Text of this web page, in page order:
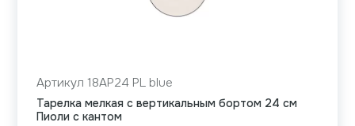
Артикул 18AP24 PL blue
Тарелка мелкая с вертикальным бортом 24 см
Пиоли с кантом